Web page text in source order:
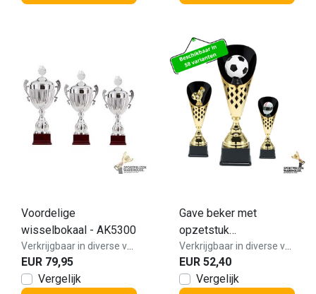
Voordelige
wisselbokaal - AK5300
EUR 79,95
Vergelijk
Gave beker met
opzetstuk
mogelijkheden - X491
EUR 52,40
Vergelijk